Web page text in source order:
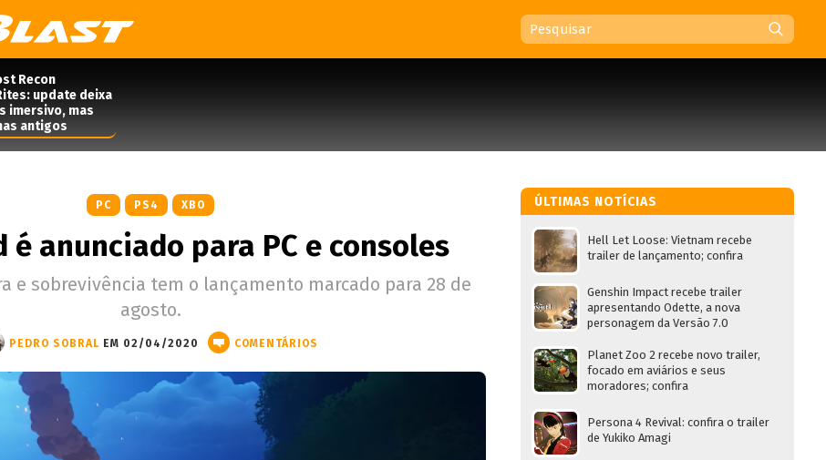
Recon
update deixa
imersivo, mas
antigos
PC PS4 XBO
é anunciado para PC e consoles
e sobrevivência tem o lançamento marcado para 28 de
agosto.
PEDRO SOBRAL EM 02/04/2020 COMENTÁRIOS
ÚLTIMAS NOTÍCIAS
Hell Let Loose: Vietnam recebe
trailer de lançamento; confira
Genshin Impact recebe trailer
apresentando Odette, a nova
personagem da Versão 7.0
Planet Zoo 2 recebe novo trailer,
focado em aviários e seus
moradores; confira
Persona 4 Revival: confira o trailer
de Yukiko Amagi